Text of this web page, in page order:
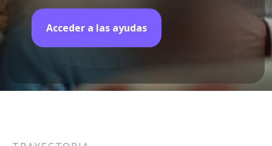
Acceder a las ayudas